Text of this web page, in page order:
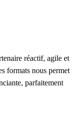
réactif, agile et
formats nous permet
parfaitement